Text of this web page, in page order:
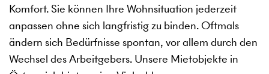
Komfort. Sie können Ihre Wohnsituation jederzeit
anpassen ohne sich langfristig zu binden. Oftmals
ändern sich Bedürfnisse spontan, vor allem durch den
Wechsel des Arbeitgebers. Unsere Mietobjekte in